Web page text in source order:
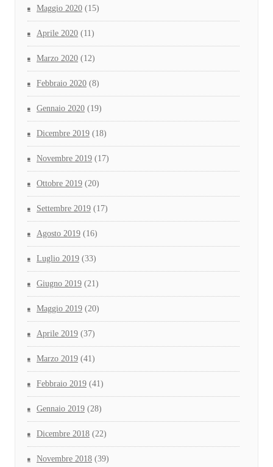
Maggio 2020 (15)
Aprile 2020 (11)
Marzo 2020 (12)
Febbraio 2020 (8)
Gennaio 2020 (19)
Dicembre 2019 (18)
Novembre 2019 (17)
Ottobre 2019 (20)
Settembre 2019 (17)
Agosto 2019 (16)
Luglio 2019 (33)
Giugno 2019 (21)
Maggio 2019 (20)
Aprile 2019 (37)
Marzo 2019 (41)
Febbraio 2019 (41)
Gennaio 2019 (28)
Dicembre 2018 (22)
Novembre 2018 (39)